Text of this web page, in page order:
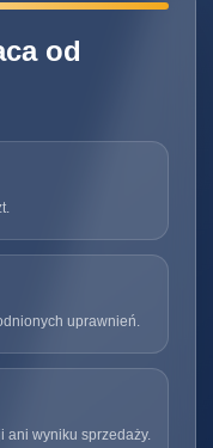
od
uprawnień.
ani wyniku sprzedaży.